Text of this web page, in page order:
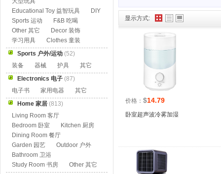
显示方式:
价格： $14.79
卧室超声波冷雾加湿
Educational Toy 益智玩具
DIY
Sports 运动
F&B 吃喝
Other 其它
Decor 装饰
学习用具
Clothes 童装
Sports 户外/运动 (52)
装备
器械 护具
其它
Electronics 电子 (87)
电子书
家用电器
其它
Home 家居 (813)
Living Room 客厅
Bedroom 卧室
Kitchen 厨房
Dining Room 餐厅
Garden 园艺
Outdoor 户外
Bathroom 卫浴
Study Room 书房
Other 其它